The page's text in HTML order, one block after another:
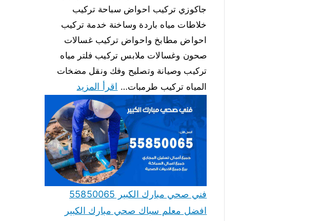
جاكوزي تركيب احواض سباحة تركيب
خلاطات مياه باردة وساخنة خدمة تركيب
احواض مطابخ واحواض تركيب غسالات
صحون وغسالات ملابس تركيب فلتر مياه
تركيب وصيانة وتصليح وفك ونقل مضخات
المياه تركيب طرمبات… اقرأ المزيد
فني صحي مبارك الكبير 55850065
افضل معلم سباك صحي مبارك الكبير